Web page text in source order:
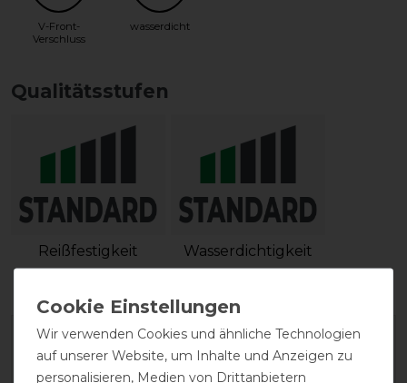
V-Front-
Verschluss
wasserdicht
Qualitätsstufen
Reißfestigkeit Wasserdichtigkeit
Wir verwenden Cookies und ähnliche Technologien
auf unserer Website, um Inhalte und Anzeigen zu
personalisieren, Medien von Drittanbietern